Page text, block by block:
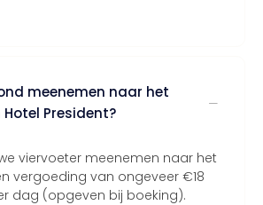
meenemen naar het
President?
viervoeter meenemen naar het
vergoeding van ongeveer €18
dag (opgeven bij boeking).